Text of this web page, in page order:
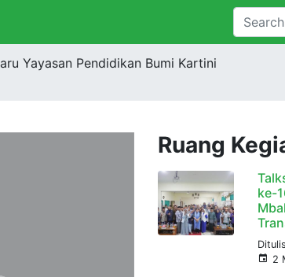
Yayasan Pendidikan Bumi Kartini
Ruang
ke-
2